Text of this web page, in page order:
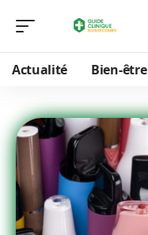
Actualité Bien-être